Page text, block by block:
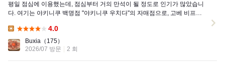
평일 점심에 이용했는데, 점심부터 거의 만석이 될 정도로 인기가 많았습니
다. 여기는 야키니쿠 백명점 "야키니쿠 우치다"의 자매점으로, 고베 비프도
4.0
Buxia （175）
2026/07 방문
2 회